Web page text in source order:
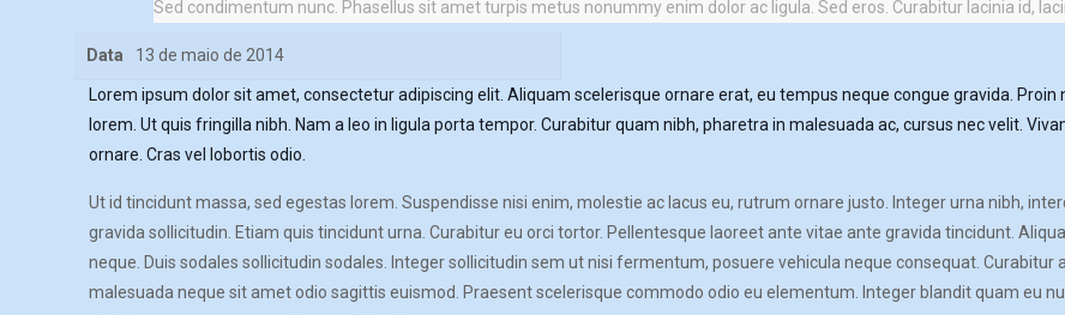
Sed condimentum nunc. Phasellus sit amet turpis metus nonummy enim dolor ac ligula. Sed eros. Curabitur lacinia id,
Data 13 de maio de 2014
Lorem ipsum dolor sit amet, consectetur adipiscing elit. Aliquam scelerisque ornare erat, eu tempus neque congue gravida.
lorem. Ut quis fringilla nibh. Nam a leo in ligula porta tempor. Curabitur quam nibh, pharetra in malesuada ac, cursus nec velit.
ornare. Cras vel lobortis odio.
Ut id tincidunt massa, sed egestas lorem. Suspendisse nisi enim, molestie ac lacus eu, rutrum ornare justo. Integer urna nibh,
gravida sollicitudin. Etiam quis tincidunt urna. Curabitur eu orci tortor. Pellentesque laoreet ante vitae ante gravida tincidunt.
neque. Duis sodales sollicitudin sodales. Integer sollicitudin sem ut nisi fermentum, posuere vehicula neque consequat. Curabitur
malesuada neque sit amet odio sagittis euismod. Praesent scelerisque commodo odio eu elementum. Integer blandit quam eu